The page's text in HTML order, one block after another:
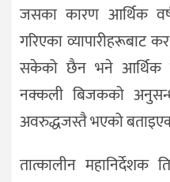
जसका कारण आर्थिक
गरिएका व्यापारीहरूबाट
सकेको छैन भने आर्थिक
नक्कली बिजकको
अवरुद्धजस्तै भएको
तात्कालीन महानिर्देशक